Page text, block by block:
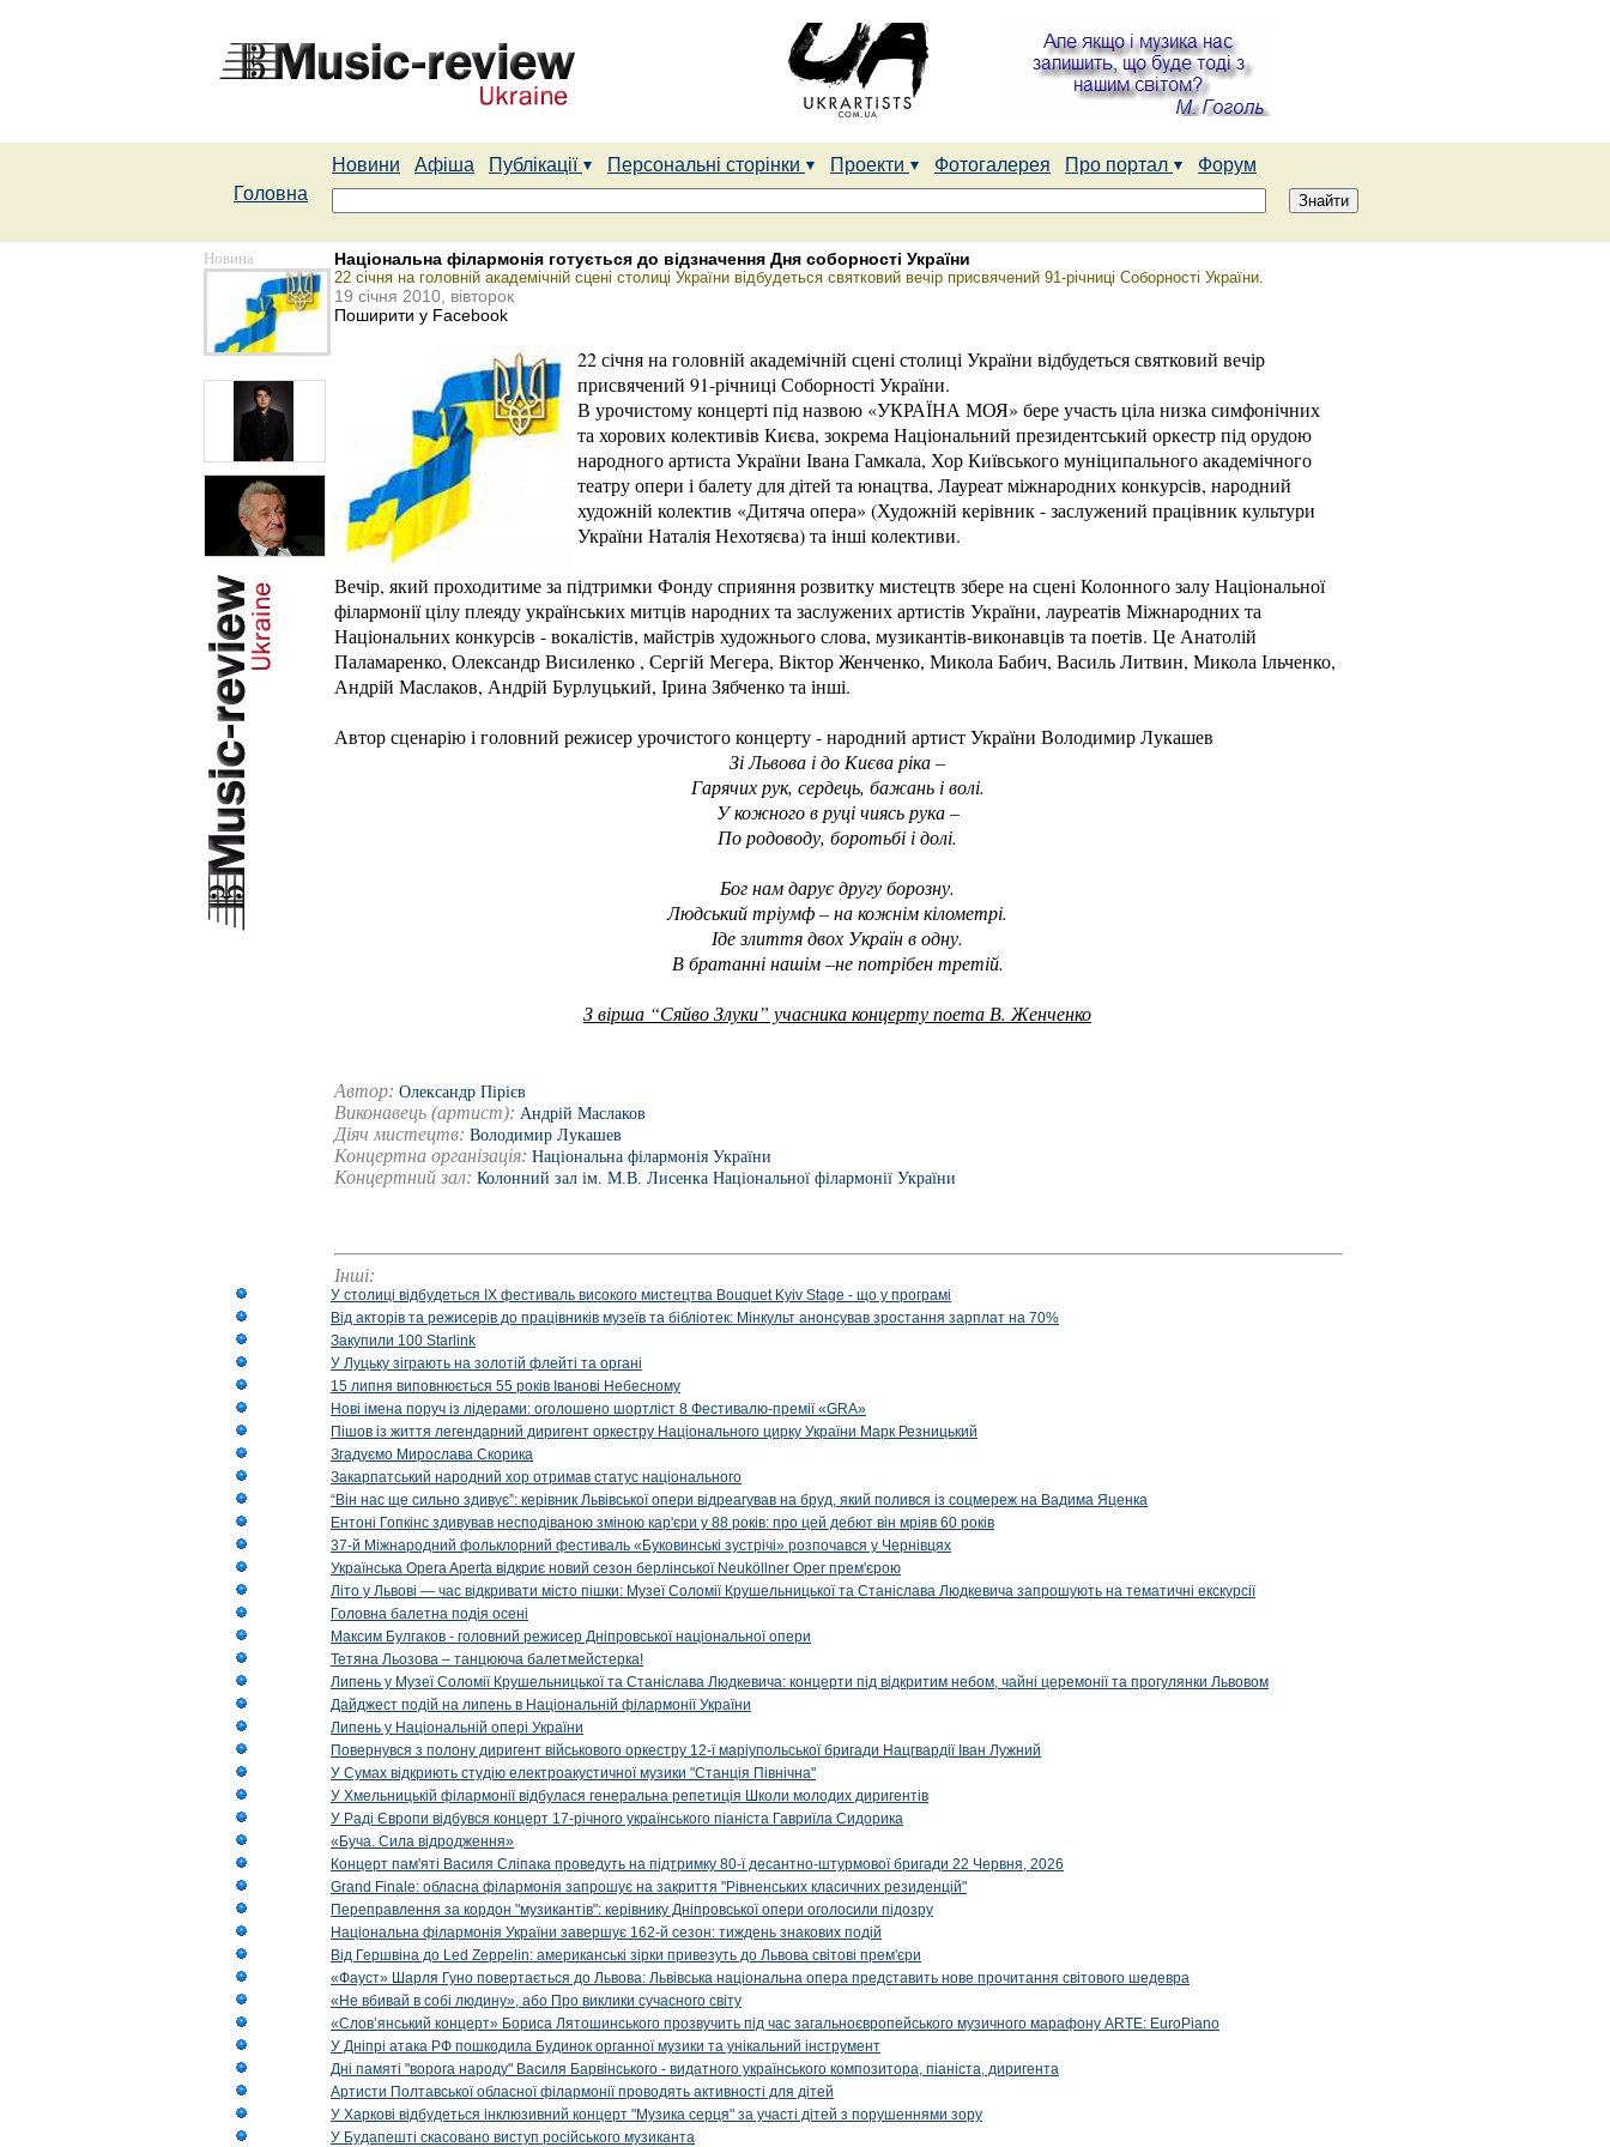
Новини Афіша Публікації Персональні сторінки Проекти Фотогалерея Про портал
Форум
Головна
Новина Національна філармонія готується до відзначення Дня соборності України
22 січня на головній академічній сцені столиці України відбудеться святковий вечір присвячений 91-річниці Соборності України.
19 січня 2010, вівторок
Поширити у Facebook
22 січня на головній академічній сцені столиці України відбудеться святковий вечір
присвячений 91-річниці Соборності України.
В урочистому концерті під назвою «УКРАЇНА МОЯ» бере участь ціла низка симфонічних
та хорових колективів Києва, зокрема Національний президентський оркестр під орудою
народного артиста України Івана Гамкала, Хор Київського муніципального академічного
театру опери і балету для дітей та юнацтва, Лауреат міжнародних конкурсів, народний
художній колектив «Дитяча опера» (Художній керівник - заслужений працівник культури
України Наталія Нехотяєва) та інші колективи.
Вечір, який проходитиме за підтримки Фонду сприяння розвитку мистецтв збере на сцені Колонного залуНаціональної
філармоніїцілу плеяду українських митців народних та заслужених артистів України, лауреатів Міжнародних та
Національних конкурсів - вокалістів, майстрів художнього слова, музикантів-виконавців та поетів. Це Анатолій
Паламаренко, Олександр Висиленко , Сергій Мегера, Віктор Женченко, Микола Бабич, Василь Литвин, Микола Ільченко,
Андрій Маслаков, Андрій Бурлуцький, Ірина Зябченко та інші.
Автор сценарію і головний режисер урочистого концерту - народний артист України Володимир Лукашев
Зі Львова і до Києва ріка –
Гарячих рук, сердець, бажань і волі.
У кожного в руці чиясь рука –
По родоводу, боротьбі і долі.
Бог нам дарує другу борозну.
Людський тріумф – на кожнім кілометрі.
Іде злиття двох Україн в одну.
В братанні нашім –не потрібен третій.
З вірша “Сяйво Злуки” учасника концерту поета В. Женченко
Автор: Олександр Пірієв
Виконавець (артист): Андрій Маслаков
Діяч мистецтв: Володимир Лукашев
Концертна організація: Національна філармонія України
Концертний зал: Колонний зал ім. М.В. Лисенка Національної філармонії України
Інші:
У столиці відбудеться IX фестиваль високого мистецтва Bouquet Kyiv Stage - що у програмі
Від акторів та режисерів до працівників музеїв та бібліотек: Мінкульт анонсував зростання зарплат на 70%
Закупили 100 Starlink
У Луцьку зіграють на золотій флейті та органі
15 липня виповнюється 55 років Іванові Небесному
Нові імена поруч із лідерами: оголошено шортліст 8 Фестивалю-премії «GRA»
Пішов із життя легендарний диригент оркестру Національного цирку України Марк Резницький
Згадуємо Мирослава Скорика
Закарпатський народний хор отримав статус національного
“Він нас ще сильно здивує”: керівник Львівської опери відреагував на бруд, який полився із соцмереж на Вадима Яценка
Ентоні Гопкінс здивував несподіваною зміною кар'єри у 88 років: про цей дебют він мріяв 60 років
37-й Міжнародний фольклорний фестиваль «Буковинські зустрічі» розпочався у Чернівцях
Українська Opera Aperta відкриє новий сезон берлінської Neuköllner Oper прем'єрою
Літо у Львові — час відкривати місто пішки: Музеї Соломії Крушельницької та Станіслава Людкевича запрошують на тематичні екскурсії
Головна балетна подія осені
Максим Булгаков - головний режисер Дніпровської національної опери
Тетяна Льозова – танцююча балетмейстерка!
Липень у Музеї Соломії Крушельницької та Станіслава Людкевича: концерти під відкритим небом, чайні церемонії та прогулянки Львовом
Дайджест подій на липень в Національній філармонії України
Липень у Національній опері України
Повернувся з полону диригент військового оркестру 12-ї маріупольської бригади Нацгвардії Іван Лужний
У Сумах відкриють студію електроакустичної музики "Станція Північна"
У Хмельницькій філармонії відбулася генеральна репетиція Школи молодих диригентів
У Раді Європи відбувся концерт 17-річного українського піаніста Гавриїла Сидорика
«Буча. Сила відродження»
Концерт пам'яті Василя Сліпака проведуть на підтримку 80-ї десантно-штурмової бригади 22 Червня, 2026
Grand Finale: обласна філармонія запрошує на закриття "Рівненських класичних резиденцій"
Переправлення за кордон "музикантів": керівнику Дніпровської опери оголосили підозру
Національна філармонія України завершує 162-й сезон: тиждень знакових подій
Від Гершвіна до Led Zeppelin: американські зірки привезуть до Львова світові прем'єри
«Фауст» Шарля Гуно повертається до Львова: Львівська національна опера представить нове прочитання світового шедевра
«Не вбивай в собі людину», або Про виклики сучасного світу
«Слов’янський концерт» Бориса Лятошинського прозвучить під час загальноєвропейського музичного марафону ARTE: EuroPiano
У Дніпрі атака РФ пошкодила Будинок органної музики та унікальний інструмент
Дні памяті "ворога народу" Василя Барвінського - видатного українського композитора, піаніста, диригента
Артисти Полтавської обласної філармонії проводять активності для дітей
У Харкові відбудеться інклюзивний концерт "Музика серця" за участі дітей з порушеннями зору
У Будапешті скасовано виступ російського музиканта